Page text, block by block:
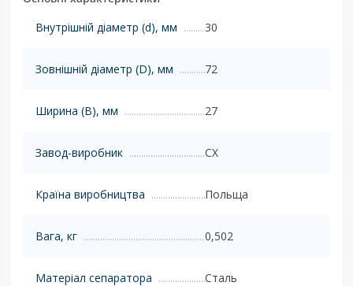
Внутрішній діаметр (d), мм
30
Зовнішній діаметр (D), мм 72
Ширина (B), мм 27
Завод-виробник CX
Країна виробництва Польща
Вага, кг 0,502
Матеріал сепаратора Сталь